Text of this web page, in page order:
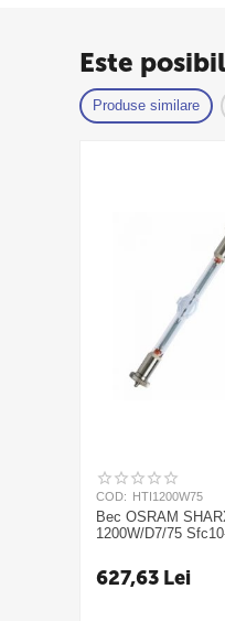
Este
Produse similare
COD: HTI1200W75
Bec OSRAM
1200W/D7/75
627,63 Lei